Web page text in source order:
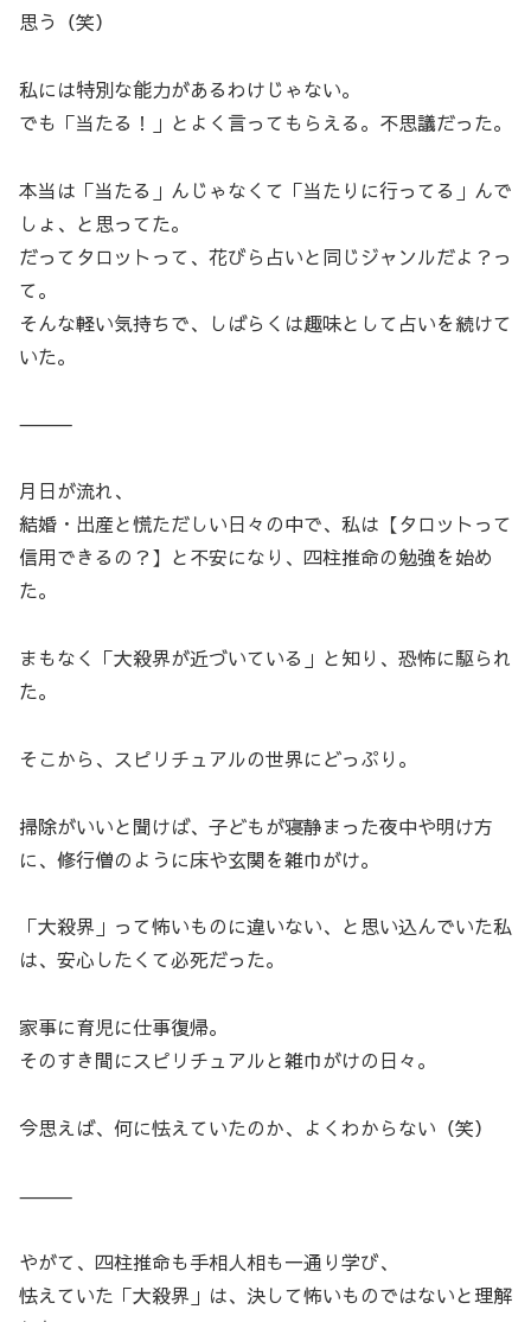
思う（笑）
私には特別な能力があるわけじゃない。
でも「当たる！」とよく言ってもらえる。不思議だった。
本当は「当たる」んじゃなくて「当たりに行ってる」んで
しょ、と思ってた。
だってタロットって、花びら占いと同じジャンルだよ？っ
て。
そんな軽い気持ちで、しばらくは趣味として占いを続けて
いた。
⸻
月日が流れ、
結婚・出産と慌ただしい日々の中で、私は【タロットって
信用できるの？】と不安になり、四柱推命の勉強を始め
た。
まもなく「大殺界が近づいている」と知り、恐怖に駆られ
た。
そこから、スピリチュアルの世界にどっぷり。
掃除がいいと聞けば、子どもが寝静まった夜中や明け方
に、修行僧のように床や玄関を雑巾がけ。
「大殺界」って怖いものに違いない、と思い込んでいた私
は、安心したくて必死だった。
家事に育児に仕事復帰。
そのすき間にスピリチュアルと雑巾がけの日々。
今思えば、何に怯えていたのか、よくわからない（笑）
⸻
やがて、四柱推命も手相人相も一通り学び、
怯えていた「大殺界」は、決して怖いものではないと理解